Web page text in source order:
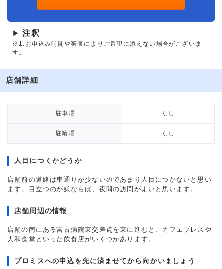
▶ 注釈
※1.お申込み時間や審査によりご希望に添えない場合がございま
す。
店舗詳細
駐車場 なし
駐輪場 なし
人目につくかどうか
店舗前の道路は車通りが少ないのであまり人目につかないと思い
ます。目立つのが嫌ならば、夜間の訪問がよいと思います。
店舗周辺の情報
店舗の南にある宮古病院東交差点を東に進むと、カフェブレスや
大和食堂といった飲食店がいくつかあります。
プロミスへの申込を先に済ませてから向かいましょう